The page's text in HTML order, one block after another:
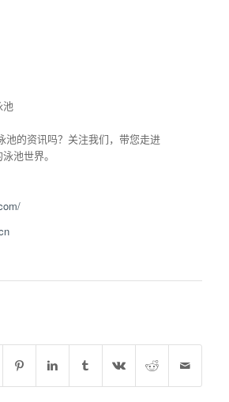
池
池的资讯吗？关注我们，带您走进
池世界。